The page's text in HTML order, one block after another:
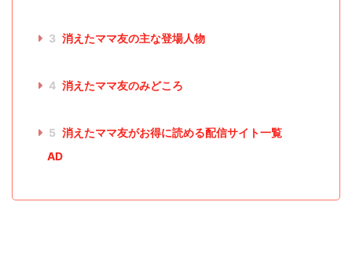
3 消えたママ友の主な登場人物
4 消えたママ友のみどころ
5 消えたママ友がお得に読める配信サイト一覧
AD